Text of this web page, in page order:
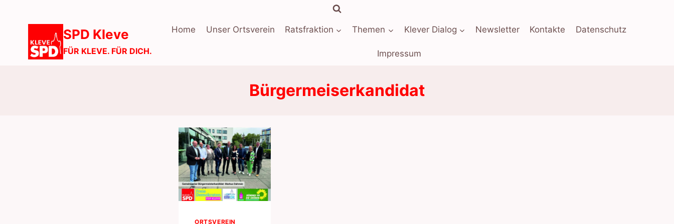
SPD Kleve
FÜR KLEVE. FÜR DICH.
Home Unser Ortsverein Ratsfraktion Themen Klever Dialog Newsletter Kontakte Datenschutz
Impressum
Bürgermeiserkandidat
ORTSVEREIN